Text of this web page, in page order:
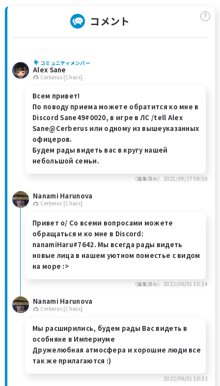
コメント ?
コミュニティメンバー
Alex Sane
Cerberus [Chaos]
Всем привет!
По поводу приема можете обратится ко мне в
Discord Sane49#0020, в игре в ЛС /tell Alex
Sane@Cerberus или одному из вышеуказанных
офицеров.
Будем рады видеть вас в кругу нашей
небольшой семьи.
（編集済み）2021/09/27 08:50
Nanami Harunova
Cerberus [Chaos]
Привет o/ Со всеми вопросами можете
обращаться и ко мне в Discord:
nanamiHaru#7642. Мы всегда рады видеть
новые лица в нашем уютном поместье с видом
на море :>
（編集済み）2022/06/01 10:34
Nanami Harunova
Cerberus [Chaos]
Мы расширились, будем рады Вас видеть в
особняке в Империуме
Дружелюбная атмосфера и хорошие люди все
так же прилагаются :)
2022/06/01 10:33